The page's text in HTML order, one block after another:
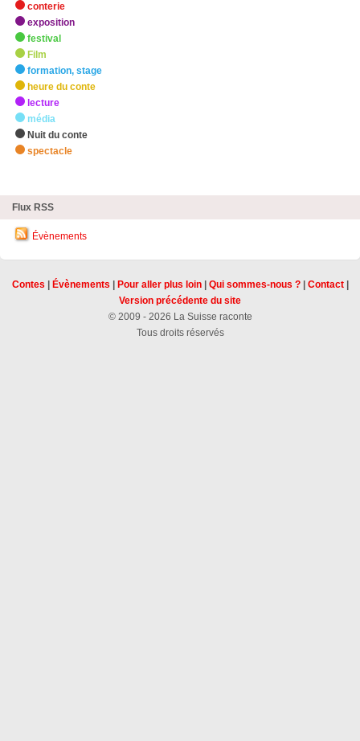
conterie
exposition
festival
Film
formation, stage
heure du conte
lecture
média
Nuit du conte
spectacle
Flux RSS
Évènements
Contes Évènements Pour aller plus loin| Qui sommes-nous ?| Contact|
Version précédente du site
© 2009 - 2026 La Suisse raconte
Tous droits réservés